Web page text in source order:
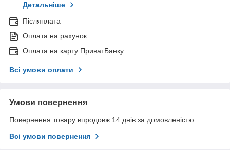
Детальніше
Післяплата
Оплата на рахунок
Оплата на карту ПриватБанку
Всі умови оплати
Умови повернення
Повернення товару впродовж 14 днів за домовленістю
Всі умови повернення